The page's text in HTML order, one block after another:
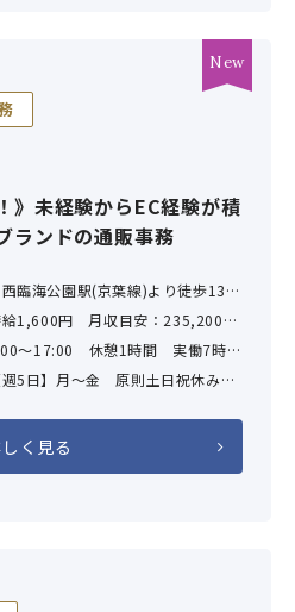
》未経験からEC経験が積
ランドの通販事務
臨海公園駅(京葉線)より徒歩13
葛西駅からバス7分、一之江駅(都
線）バス20分
川臨海郵便局前下車 バス停
1,600円 月収目安：235,200円
7H×21日勤務の場合）
費実費支給（社内規定あり）
～17:00 休憩1時間 実働7時
通常は残業はありません。
週5日】月～金 原則土日祝休み
お中元・お歳暮時期など）
く見る